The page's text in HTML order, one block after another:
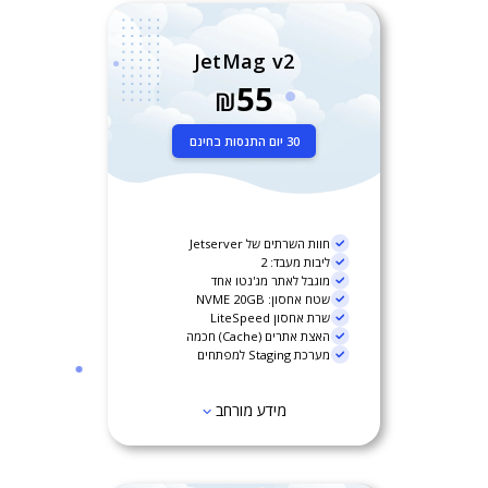
JetMag v2
₪55
30 יום התנסות בחינם
חוות השרתים של Jetserver
ליבות מעבד: 2
מוגבל לאתר מג'נטו אחד
שטח אחסון: NVME 20GB
שרת אחסון LiteSpeed
האצת אתרים (Cache) חכמה
מערכת Staging למפתחים
מידע מורחב